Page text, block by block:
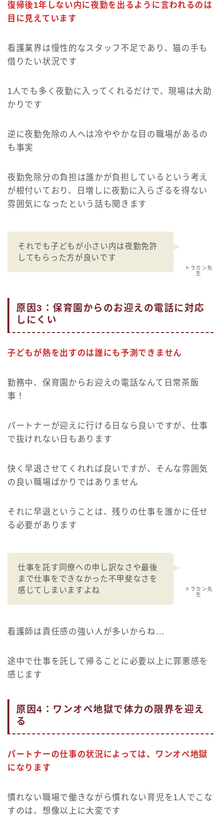
復帰後1年しない内に夜勤を出るように言われるのは
目に見えています
看護業界は慢性的なスタッフ不足であり、猫の手も
借りたい状況です
1人でも多く夜勤に入ってくれるだけで、現場は大助
かりです
逆に夜勤免除の人へは冷ややかな目の職場があるの
も事実
夜勤免除分の負担は誰かが負担しているという考え
が根付いており、日増しに夜勤に入らざるを得ない
雰囲気になったという話も聞きます
トラカン先
生
それでも子どもが小さい内は夜勤免許
してもらった方が良いです
原因3：保育園からのお迎えの電話に対応
しにくい
子どもが熱を出すのは誰にも予測できません
勤務中、保育園からお迎えの電話なんて日常茶飯
事！
パートナーが迎えに行ける日なら良いですが、仕事
で抜けれない日もあります
快く早退させてくれれば良いですが、そんな雰囲気
の良い職場ばかりではありません
それに早退ということは、残りの仕事を誰かに任せ
る必要があります
トラカン先
生
仕事を託す同僚への申し訳なさや最後
まで仕事をできなかった不甲斐なさを
感じてしまいますよね
看護師は責任感の強い人が多いからね…
途中で仕事を託して帰ることに必要以上に罪悪感を
感じます
原因4：ワンオペ地獄で体力の限界を迎え
る
パートナーの仕事の状況によっては、ワンオペ地獄
になります
慣れない職場で働きながら慣れない育児を1人でこな
すのは、想像以上に大変です